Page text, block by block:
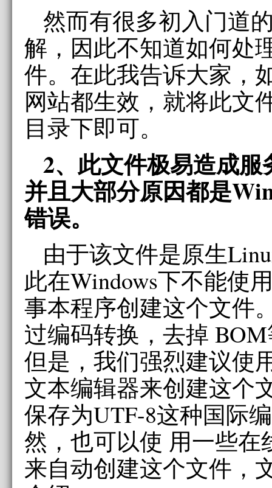
然而有很多初入门道
解，因此不知道如何处
件。在此我告诉大家，
网站都生效，就将此文
目录下即可。
2、此文件极易造成服
并且大部分原因都是
错误。
由于该文件是原生
此在Windows下不能使
事本程序创建这个文件
过编码转换，去掉
但是，我们强烈建议使
文本编辑器来创建这个
保存为UTF-8这种国际
然，也可以使 用一些在
来自动创建这个文件，